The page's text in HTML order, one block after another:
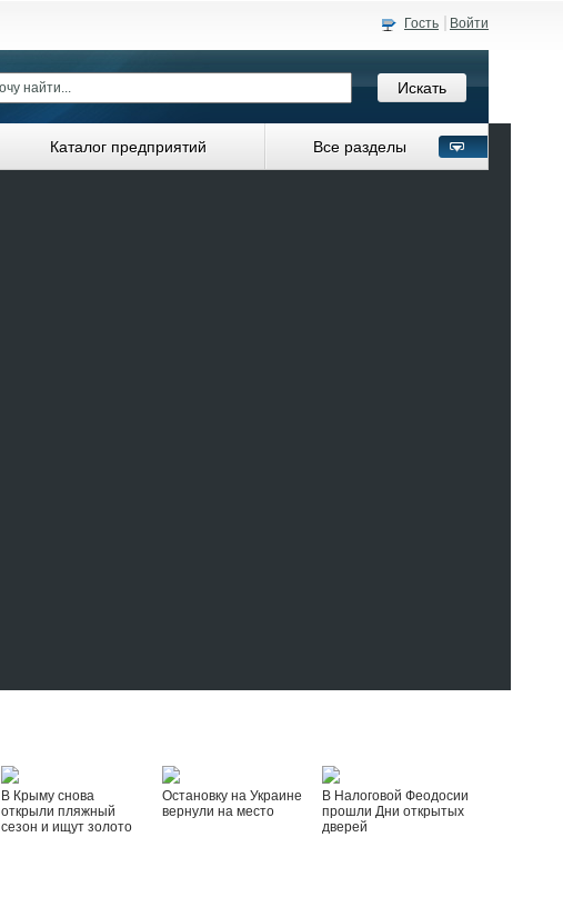
Гость Войти
Каталог предприятий Все разделы
В Крыму снова
открыли пляжный
сезон и ищут золото
Остановку на Украине
вернули на место
В Налоговой Феодосии
прошли Дни открытых
дверей